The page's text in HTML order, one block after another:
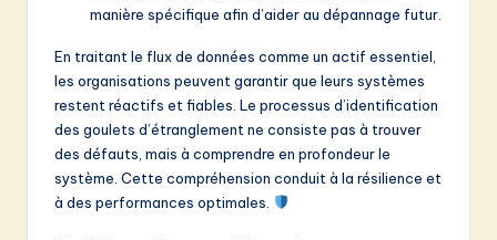
manière spécifique afin d’aider au dépannage futur.
En traitant le flux de données comme un actif essentiel,
les organisations peuvent garantir que leurs systèmes
restent réactifs et fiables. Le processus d’identification
des goulets d’étranglement ne consiste pas à trouver
des défauts, mais à comprendre en profondeur le
système. Cette compréhension conduit à la résilience et
à des performances optimales.